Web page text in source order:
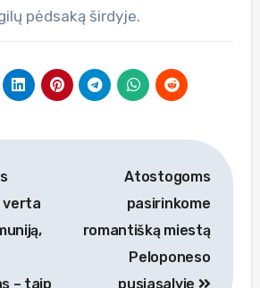
pėdsaką širdyje.
verta
– taip
Atostogoms
pasirinkome
romantišką miestą
Peloponeso
pusiasalyje